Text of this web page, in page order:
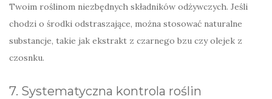
Twoim roślinom niezbędnych składników odżywczych. Jeśli
chodzi o środki odstraszające, można stosować naturalne
substancje, takie jak ekstrakt z czarnego bzu czy olejek z
czosnku.
7. Systematyczna kontrola roślin